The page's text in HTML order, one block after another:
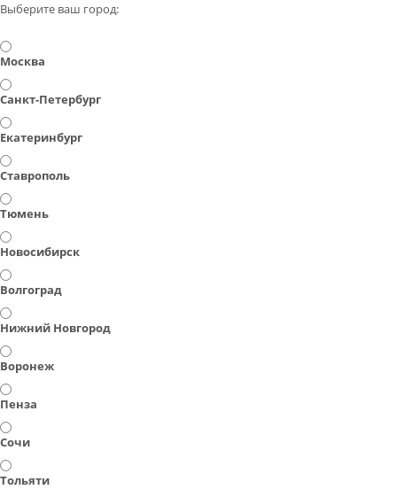
Выберите ваш город:
Москва
Санкт-Петербург
Екатеринбург
Ставрополь
Тюмень
Новосибирск
Волгоград
Нижний Новгород
Воронеж
Пенза
Сочи
Тольяти